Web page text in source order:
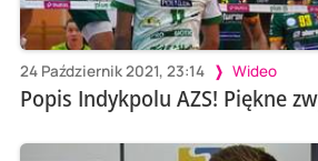
24 Październik 2021, 23:14 Wideo
Popis Indykpolu AZS! Piękne